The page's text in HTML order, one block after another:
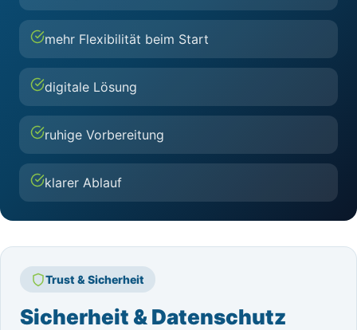
mehr Flexibilität beim Start
digitale Lösung
ruhige Vorbereitung
klarer Ablauf
Trust & Sicherheit
Sicherheit & Datenschutz